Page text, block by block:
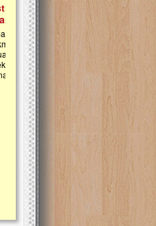
Open Donasi Wakaf
Rumah Qur'an & TK Islam
Najjah di Jonggol
Saat ini, Ulurtangan bersama Yayasan
Najjahtul Islam Jonggol sedang merintis
pembangunan Rumah Qur’an dan
kanak Islam Terpadu (TKIT) An Najjah
Gedung Majelis Taklim di Jonggol,...